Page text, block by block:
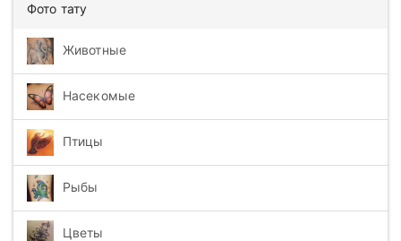
Фото тату
Животные
Насекомые
Птицы
Рыбы
Цветы